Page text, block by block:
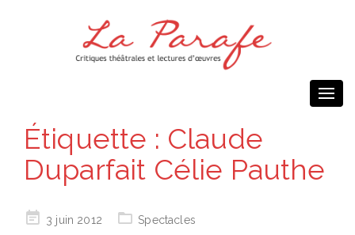
Étiquette : Claude
Duparfait Célie Pauthe
Posted3 juin 2012 Spectacles